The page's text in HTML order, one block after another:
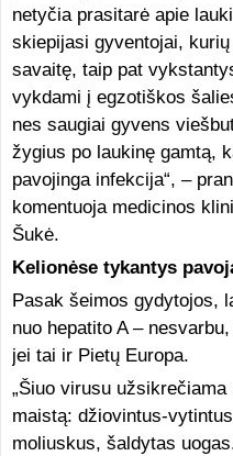
netyčia prasitarė apie
skiepijasi gyventojai,
savaitę, taip pat
vykdami į egzotiškos
nes saugiai gyvens
žygius po laukinę gamtą,
pavojinga infekcija“, –
komentuoja medicinos
Šukė.
Kelionėse tykantys
Pasak šeimos gydytojos,
nuo hepatito A –
jei tai ir Pietų Europa.
„Šiuo virusu
maistą: džiovintus-
moliuskus, šaldytas